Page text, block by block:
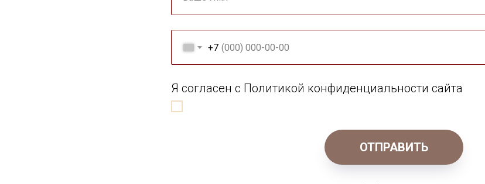
+7
Я согласен с Политикой конфиденциальности сайта
ОТПРАВИТЬ